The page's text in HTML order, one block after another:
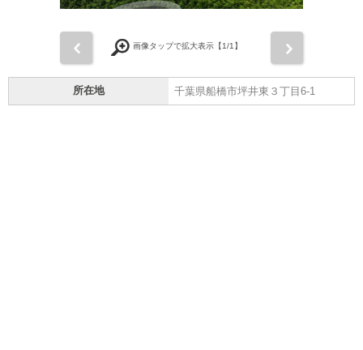
画像タップで拡大表示【1/1】
所在地 千葉県船橋市坪井東３丁目6-1